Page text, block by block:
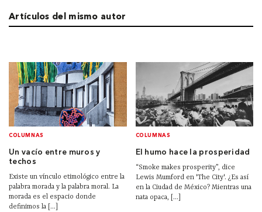
Artículos del mismo autor
COLUMNAS
Un vacío entre muros y
techos
Existe un vínculo etimológico entre la
palabra morada y la palabra moral. La
morada es el espacio donde
definimos la [...]
COLUMNAS
El humo hace la prosperidad
“Smoke makes prosperity”, dice
Lewis Mumford en 'The City'. ¿Es así
en la Ciudad de México? Mientras una
nata opaca, [...]